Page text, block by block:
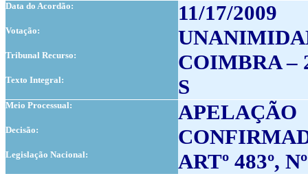
Data do Acordão: 11/17/2009
Votação:
Tribunal Recurso: COIMBRA –
Texto Integral: S
Meio Processual: APELAÇÃO
Decisão:
Legislação Nacional: ARTº 483º,